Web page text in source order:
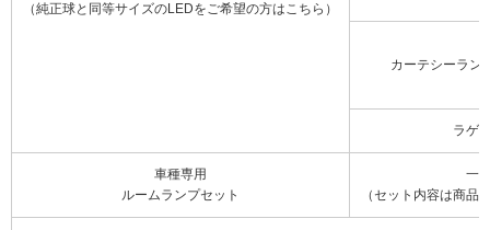
（純正球と同等サイズのLEDをご希望の方はこちら）
カーテシーラン
ラゲ
車種専用
ルームランプセット
一
（セット内容は商品